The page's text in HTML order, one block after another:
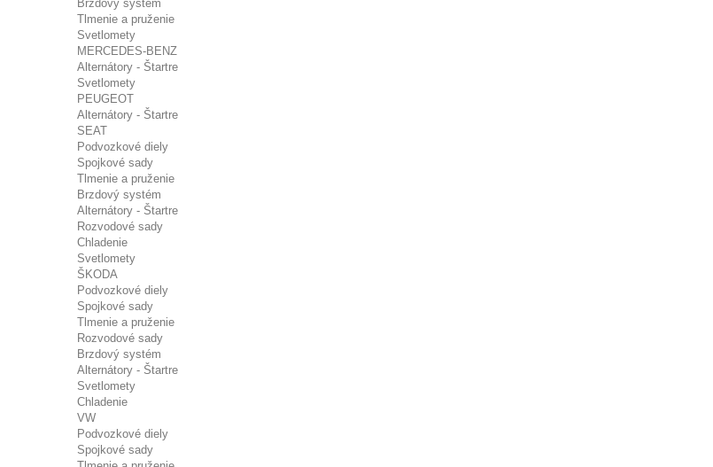
Brzdový systém
Tlmenie a pruženie
Svetlomety
MERCEDES-BENZ
Alternátory - Štartre
Svetlomety
PEUGEOT
Alternátory - Štartre
SEAT
Podvozkové diely
Spojkové sady
Tlmenie a pruženie
Brzdový systém
Alternátory - Štartre
Rozvodové sady
Chladenie
Svetlomety
ŠKODA
Podvozkové diely
Spojkové sady
Tlmenie a pruženie
Rozvodové sady
Brzdový systém
Alternátory - Štartre
Svetlomety
Chladenie
VW
Podvozkové diely
Spojkové sady